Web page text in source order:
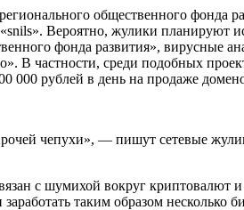
общественного фонда
Вероятно, жулики планируют
фонда развития»,
В частности, среди подобных
рублей в день на продаже
чепухи», — пишут сетевые
с шумихой вокруг криптовалют
таким образом несколько